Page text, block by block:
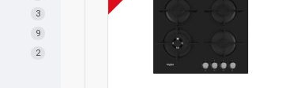
3
9
2